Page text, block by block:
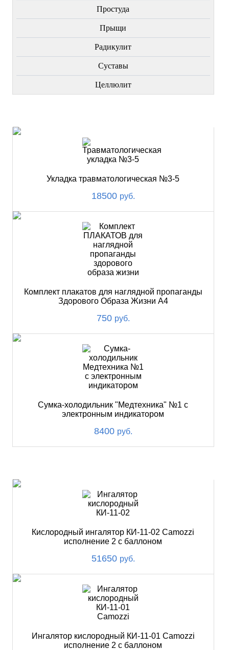
Простуда
Прыщи
Радикулит
Суставы
Целлюлит
Укладка травматологическая №3-5
18500 руб.
Комплект плакатов для наглядной пропаганды
Здорового Образа Жизни А4
750 руб.
Сумка-холодильник "Медтехника" №1 с
электронным индикатором
8400 руб.
Кислородный ингалятор КИ-11-02 Camozzi
исполнение 2 с баллоном
51650 руб.
Ингалятор кислородный КИ-11-01 Camozzi
исполнение 2 с баллоном